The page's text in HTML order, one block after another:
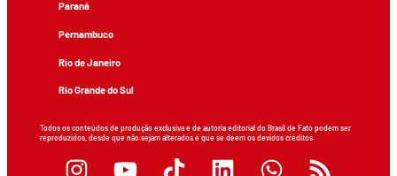
Paraná
Pernambuco
Rio de Janeiro
Rio Grande do Sul
Todos os conteúdos de produção exclusiva e de autoria editorial do Brasil de Fato podem ser
reproduzidos, desde que não sejam alterados e que se deem os devidos créditos.